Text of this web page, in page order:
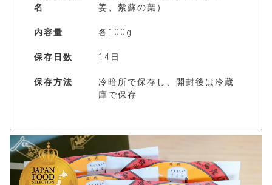
名
姜、紫蘇の葉）
内容量 各100g
保存日数 14日
保存方法
冷暗所で保存し、開封後は冷蔵
庫で保存